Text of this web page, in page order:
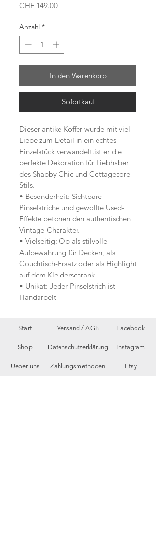
CHF 149.00Preis
Anzahl *
In den Warenkorb
Sofortkauf
Dieser antike Koffer wurde mit viel
Liebe zum Detail in ein echtes
Einzelstück verwandelt.ist er die
perfekte Dekoration für Liebhaber
des Shabby Chic und Cottagecore-
Stils.
• Besonderheit: Sichtbare
Pinselstriche und gewollte Used-
Effekte betonen den authentischen
Vintage-Charakter.
• Vielseitig: Ob als stilvolle
Aufbewahrung für Decken, als
Couchtisch-Ersatz oder als Highlight
auf dem Kleiderschrank.
• Unikat: Jeder Pinselstrich ist
Handarbeit
Start
Shop
Ueber uns
Versand /AGB
Datenschutzerklärung
Zahlungsmethoden
Facebook
Instagram
Etsy